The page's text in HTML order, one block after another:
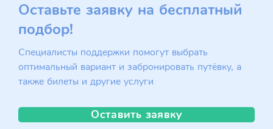
Оставьте заявку на бесплатный
подбор!
Специалисты поддержки помогут выбрать
оптимальный вариант и забронировать путёвку, а
также билеты и другие услуги
Оставить заявку